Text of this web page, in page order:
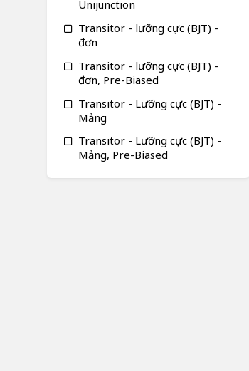
Unijunction
Transitor - lưỡng cực (BJT) -
đơn
Transitor - lưỡng cực (BJT) -
đơn, Pre-Biased
Transitor - Lưỡng cực (BJT) -
Mảng
Transitor - Lưỡng cực (BJT) -
Mảng, Pre-Biased